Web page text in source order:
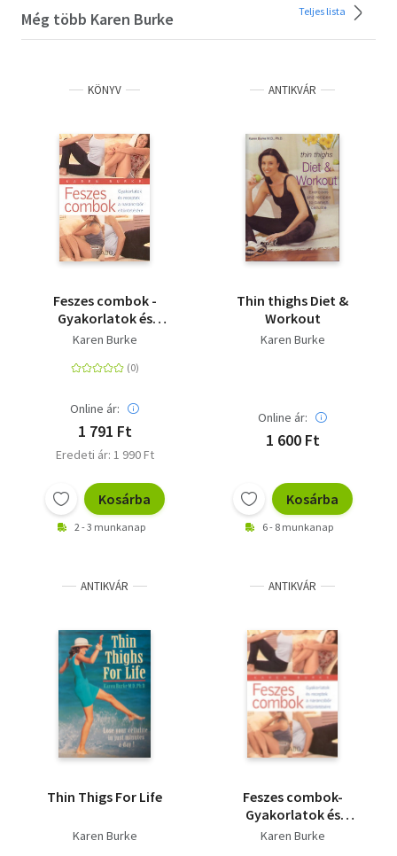
Még több Karen Burke Teljes lista
KÖNYV
Feszes combok -
Gyakorlatok és
receptek a narancsbőr
Karen Burke
Online ár:
1 791 Ft
Eredeti ár: 1 990 Ft
Kosárba
2 - 3 munkanap
ANTIKVÁR
Thin thighs Diet &
Workout
Karen Burke
Online ár:
1 600 Ft
Kosárba
6 - 8 munkanap
ANTIKVÁR
Thin Thigs For Life
Karen Burke
ANTIKVÁR
Feszes combok-
Gyakorlatok és
receptek a narancsbőr
Karen Burke